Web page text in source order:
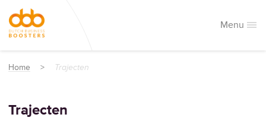
Menu
HOME
ONLINE SUPPORT TRAJECT
BLOG
Home > Trajecten
Trajecten